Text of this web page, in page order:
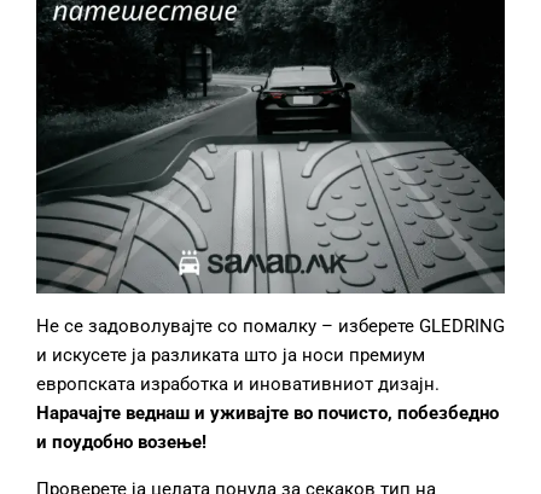
Не се задоволувајте со помалку – изберете GLEDRING
и искусете ја разликата што ја носи премиум
европската изработка и иновативниот дизајн.
Нарачајте веднаш и уживајте во почисто, побезбедно
и поудобно возење!
Проверете ја целата понуда за секаков тип на